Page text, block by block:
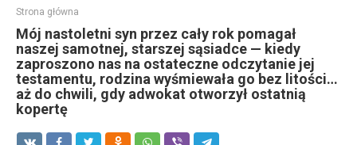
Strona główna
Mój nastoletni syn przez cały rok pomagał
naszej samotnej, starszej sąsiadce — kiedy
zaproszono nas na ostateczne odczytanie jej
testamentu, rodzina wyśmiewała go bez litości…
aż do chwili, gdy adwokat otworzył ostatnią
kopertę